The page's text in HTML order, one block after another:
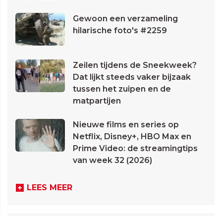
Gewoon een verzameling
hilarische foto's #2259
Zeilen tijdens de Sneekweek?
Dat lijkt steeds vaker bijzaak
tussen het zuipen en de
matpartijen
Nieuwe films en series op
Netflix, Disney+, HBO Max en
Prime Video: de streamingtips
van week 32 (2026)
LEES MEER